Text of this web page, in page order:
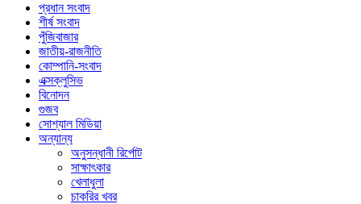
প্রধান সংবাদ
শীর্ষ সংবাদ
পুঁজিবাজার
জাতীয়-রাজনীতি
কোম্পানি-সংবাদ
এক্সক্লুসিভ
বিনোদন
গুজব
সোশ্যাল মিডিয়া
অন্যান্য
অনুসন্ধানী রির্পোট
সাক্ষাৎকার
খেলাধুলা
চাকরির খবর